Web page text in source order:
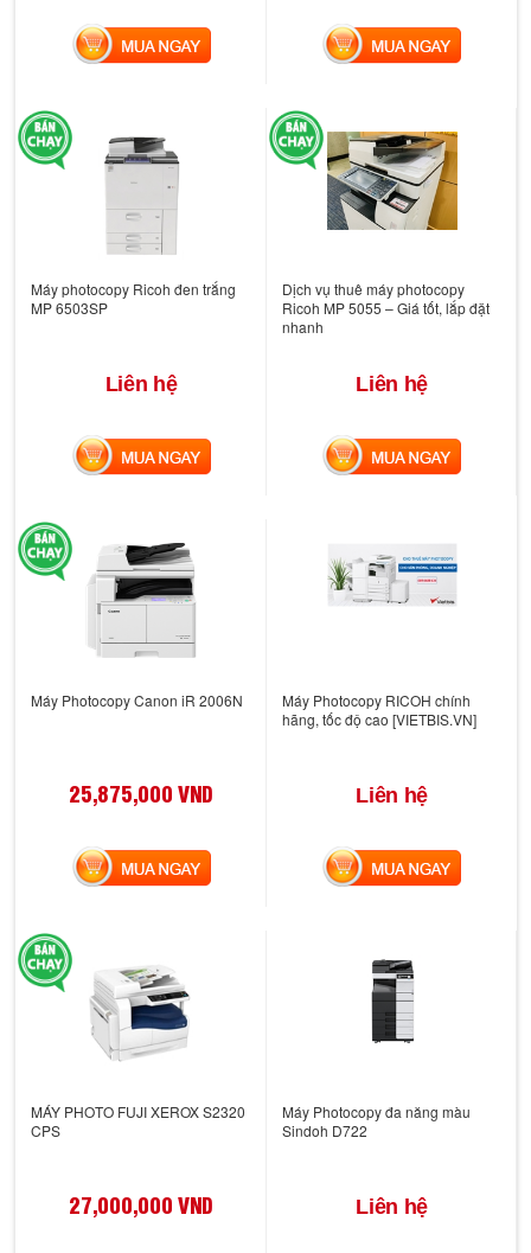
MUA NGAY MUA NGAY
Máy photocopy Ricoh đen trắng
MP 6503SP
Liên hệ
MUA NGAY
Dịch vụ thuê máy photocopy
Ricoh MP 5055 – Giá tốt, lắp đặt
nhanh
Liên hệ
MUA NGAY
Máy Photocopy Canon iR 2006N
25,875,000 VND
MUA NGAY
Máy Photocopy RICOH chính
hãng, tốc độ cao [VIETBIS.VN]
Liên hệ
MUA NGAY
MÁY PHOTO FUJI XEROX S2320
CPS
27,000,000 VND
Máy Photocopy đa năng màu
Sindoh D722
Liên hệ